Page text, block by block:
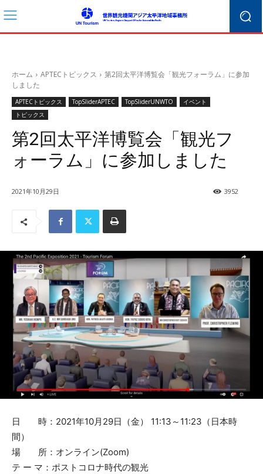
ホーム APTECトピックス
第2回太平洋博覧会「観光フォーラム」に参加
しました
APTECトピックス TopSliderAPTEC TopSliderUNWTO
イベント
トピックス
第2回太平洋博覧会「観光フ
ォーラム」に参加しました
2021年10月29日 3952
日 時：2021年10月29日（金） 11:13～11:23（日本時
間）
場 所：オンライン(Zoom)
テ ー マ：ポストコロナ時代の観光